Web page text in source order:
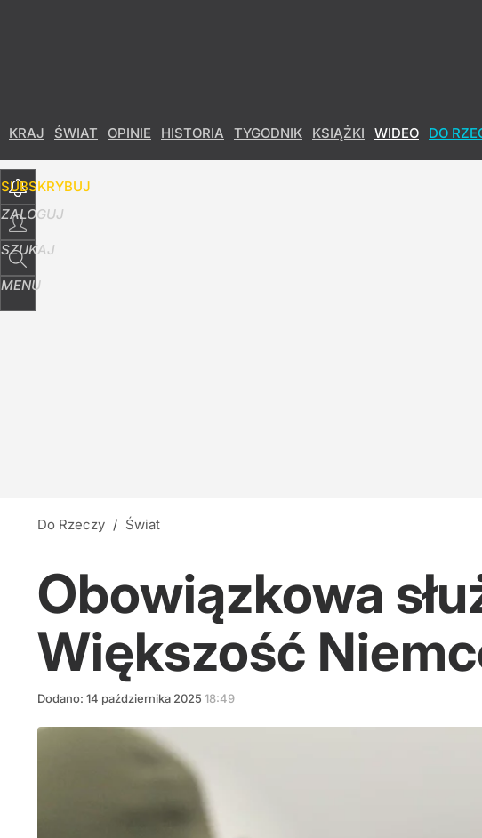
KRAJ ŚWIAT OPINIE HISTORIA TYGODNIK KSIĄŻKI WIDEO DO
SUBSKRYBUJ
ZALOGUJ
SZUKAJ
MENU
Do Rzeczy / Świat
Obowiązkowa
Większość
Dodano: 14 października 2025 18:49